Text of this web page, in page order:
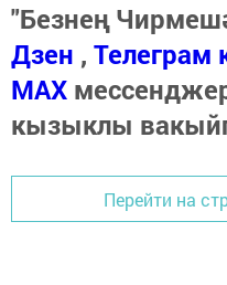
"Безнең
Дзен , Телеграм
МАХ
кызыклы
Перейти на